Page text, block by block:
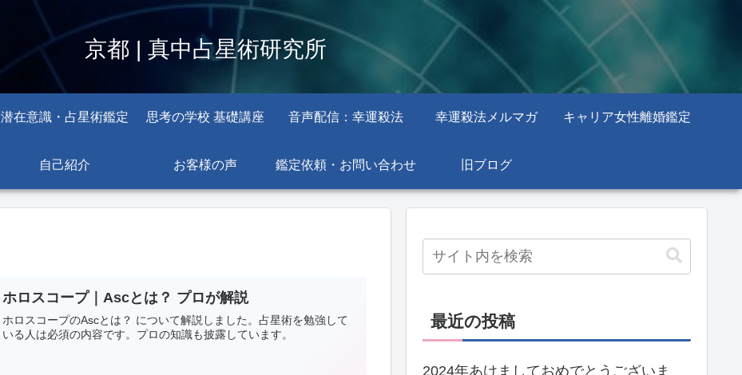
京都 | 真中占星術研究所
潜在意識・占星術鑑定 思考の学校 基礎講座 音声配信：幸運殺法 幸運殺法メルマガ キャリア女性離婚鑑定
自己紹介 お客様の声 鑑定依頼・お問い合わせ 旧ブログ
ホロスコープ｜Ascとは？ プロが解説
ホロスコープのAscとは？ について解説しました。占星術を勉強して
いる人は必須の内容です。プロの知識も披露しています。
最近の投稿
2024年あけましておめでとうございま